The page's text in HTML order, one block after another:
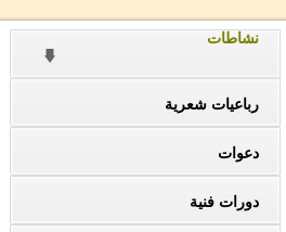
نشاطات
رباعيات شعرية
دعوات
دورات فنية